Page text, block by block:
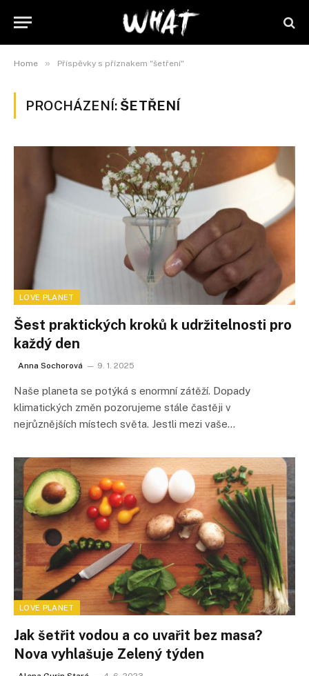
Home » Příspěvky s příznakem "šetření"
PROCHÁZENÍ: ŠETŘENÍ
LOVE PLANET
Šest praktických kroků k udržitelnosti pro
každý den
Anna Sochorová 9. 1. 2025
Naše planeta se potýká s enormní zátěží. Dopady
klimatických změn pozorujeme stále častěji v
nejrůznějších místech světa. Jestli mezi vaše…
LOVE PLANET
Jak šetřit vodou a co uvařit bez masa?
Nova vyhlašuje Zelený týden